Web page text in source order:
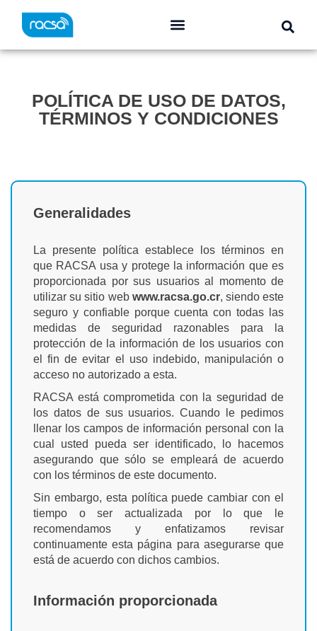
POLÍTICA DE USO DE DATOS,
TÉRMINOS Y CONDICIONES
Generalidades
La presente política establece los términos en
que RACSA usa y protege la información que es
proporcionada por sus usuarios al momento de
utilizar su sitio web www.racsa.go.cr, siendo este
seguro y confiable porque cuenta con todas las
medidas de seguridad razonables para la
protección de la información de los usuarios con
el fin de evitar el uso indebido, manipulación o
acceso no autorizado a esta.
RACSA está comprometida con la seguridad de
los datos de sus usuarios. Cuando le pedimos
llenar los campos de información personal con la
cual usted pueda ser identificado, lo hacemos
asegurando que sólo se empleará de acuerdo
con los términos de este documento.
Sin embargo, esta política puede cambiar con el
tiempo o ser actualizada por lo que le
recomendamos y enfatizamos revisar
continuamente esta página para asegurarse que
está de acuerdo con dichos cambios.
Información proporcionada